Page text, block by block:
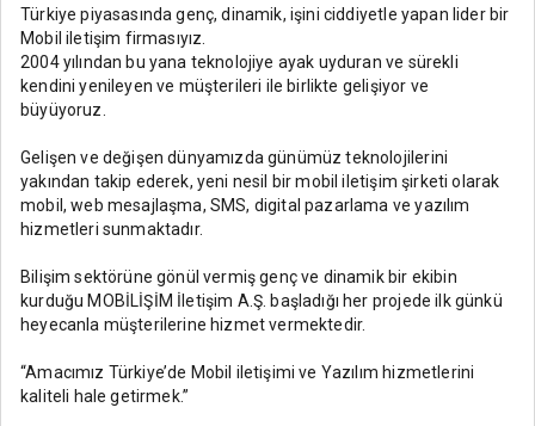
Türkiye piyasasında genç, dinamik, işini ciddiyetle yapan lider bir
Mobil iletişim firmasıyız.
2004 yılından bu yana teknolojiye ayak uyduran ve sürekli
kendini yenileyen ve müşterileri ile birlikte gelişiyor ve
büyüyoruz.
Gelişen ve değişen dünyamızda günümüz teknolojilerini
yakından takip ederek, yeni nesil bir mobil iletişim şirketi olarak
mobil, web mesajlaşma, SMS, digital pazarlama ve yazılım
hizmetleri sunmaktadır.
Bilişim sektörüne gönül vermiş genç ve dinamik bir ekibin
kurduğu MOBİLİŞİM İletişim A.Ş. başladığı her projede ilk günkü
heyecanla müşterilerine hizmet vermektedir.
“Amacımız Türkiye’de Mobil iletişimi ve Yazılım hizmetlerini
kaliteli hale getirmek.”